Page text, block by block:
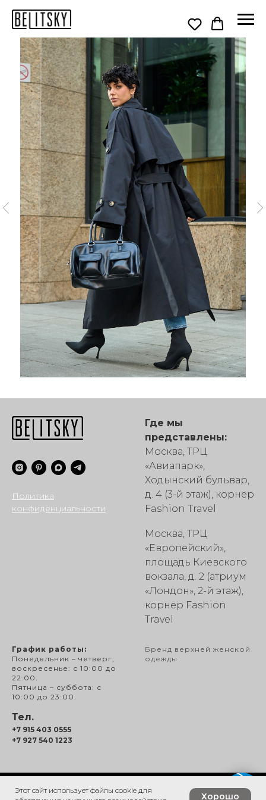
Этот сайт использует файлы cookie для
Хорошо
Политика
конфиденциальности
Где мы
представлены:
Москва, ТРЦ
«Авиапарк»,
Ходынский бульвар,
д. 4 (3-й этаж), корнер
Fashion Travel
Москва, ТРЦ
«Европейский»,
площадь Киевского
вокзала, д. 2 (атриум
«Лондон», 2-й этаж),
корнер Fashion
Travel
График работы:
Понедельник – четверг,
воскресенье: с 10:00 до
22:00.
Пятница – суббота: с
10:00 до 23:00.
Тел.
+7 915 403 0555
+7 927 540 1223
Бренд верхней женской
одежды
Made on Tilda